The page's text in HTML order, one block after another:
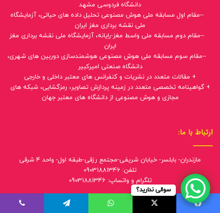
دانشگاه فردوسی مشهد
--مقام اول مسابقه ملی هوش مصنوعی تحلیل داده های حیاتی، آزمایشگاه
ملی نقشه برداری مغز ایران
--مقام دوم مسابقه ملی واسط مغز-رایانه، آزمایشگاه ملی نقشه برداری مغز
ایران
--مقام سوم مسابقه ملی هوش مصنوعی هوشمندسازی دوربین های شهری،
دانشگاه صنعتی امیرکبیر
+ مقالات متعدد در نشریات و کنفرانس های معتبر داخلی و خارجی
+ گواهینامه تخصصی متعدد در زمینه پردازش تصاویر، رمزگشایی، شبکه های
مجازی و هوش مصنوعی از دانشگاه های معتبر جهان
ارتباط با ما:
مازندران- بابلسر- خیابان شریفی-مجتمع رزقی-طبقه اول- واحد 4 شرقی
تلفن: 09031881346
تلگرام و واتساپ: 09031881346
ما را دنبال کنید
سوالی ندارید؟